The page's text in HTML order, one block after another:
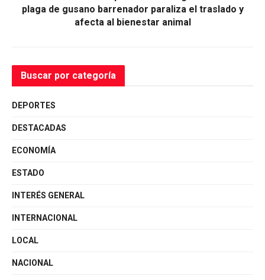
plaga de gusano barrenador paraliza el traslado y
afecta al bienestar animal
Buscar por categoría
DEPORTES
DESTACADAS
ECONOMÍA
ESTADO
INTERÉS GENERAL
INTERNACIONAL
LOCAL
NACIONAL